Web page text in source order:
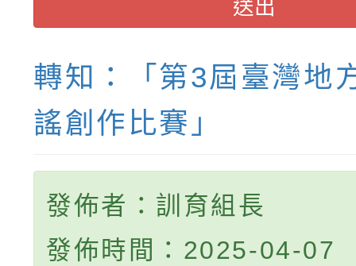
送出
轉知：「第3屆臺灣地
謠創作比賽」
發佈者：訓育組長
發佈時間：2025-04-07